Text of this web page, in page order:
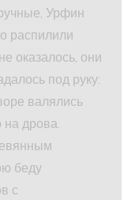
Урфин
распилили
оказалось, они
под руку:
валялись
на дрова.
беду
с